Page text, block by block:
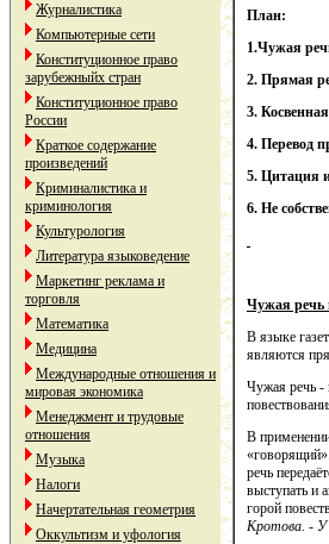
Журналистика
Компьютерные сети
Конституционное право
зарубежныйх стран
Конституционное право
России
Краткое содержание
произведений
Криминалистика и
криминология
Культурология
Литература языковедение
Маркетинг реклама и
торговля
Математика
Медицина
Международные отношения и
мировая экономика
Менеджмент и трудовые
отношения
Музыка
Налоги
Начертательная геометрия
Оккультизм и уфология
План:
1.Чужая
2. Прямая
3.
4. Перевод
5. Цитация
6. Не
Чужая речь
В языке
являются
Чужая речь -
В
речь
выступать и
горой
Кротова. - У